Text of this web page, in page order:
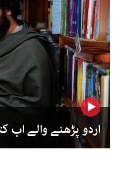
اردو پڑھنے والے اب